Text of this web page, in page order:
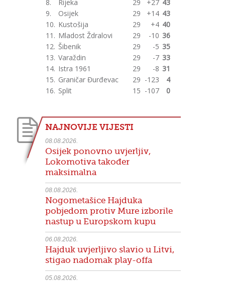
8.
Rijeka 29 +27 43
9.
Osijek 29 +14 43
10. Kustošija 29 +4 40
11. Mladost Ždralovi 29 -10 36
12. Šibenik 29 -5 35
13. Varaždin 29 -7 33
14. Istra 1961 29 -8 31
15. Graničar Đurđevac 29 -123
4
16. Split 15 -107 0
NAJNOVIJE VIJESTI
08.08.2026.
Osijek ponovno uvjerljiv,
Lokomotiva također
maksimalna
08.08.2026.
Nogometašice Hajduka
pobjedom protiv Mure izborile
nastup u Europskom kupu
06.08.2026.
Hajduk uvjerljivo slavio u Litvi,
stigao nadomak play-offa
05.08.2026.